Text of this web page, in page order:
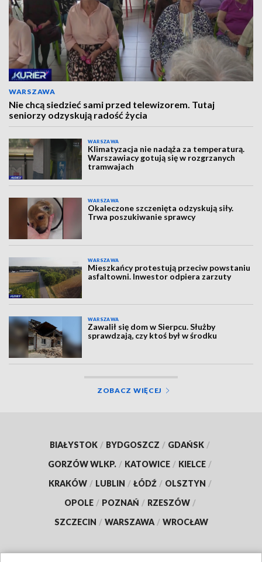
WARSZAWA
Nie chcą siedzieć sami przed telewizorem. Tutaj
seniorzy odzyskują radość życia
WARSZAWA
Klimatyzacja nie nadąża za temperaturą.
Warszawiacy gotują się w rozgrzanych
tramwajach
WARSZAWA
Okaleczone szczenięta odzyskują siły.
Trwa poszukiwanie sprawcy
WARSZAWA
Mieszkańcy protestują przeciw powstaniu
asfaltowni. Inwestor odpiera zarzuty
WARSZAWA
Zawalił się dom w Sierpcu. Służby
sprawdzają, czy ktoś był w środku
ZOBACZ WIĘCEJ
BIAŁYSTOK / BYDGOSZCZ / GDAŃSK /
GORZÓW WLKP. / KATOWICE / KIELCE /
KRAKÓW / LUBLIN / ŁÓDŹ / OLSZTYN /
OPOLE / POZNAŃ / RZESZÓW /
SZCZECIN / WARSZAWA / WROCŁAW